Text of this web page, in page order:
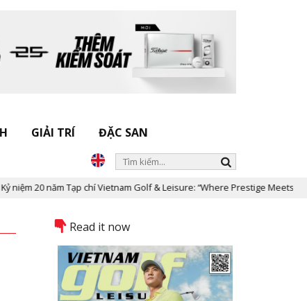
GIẢI TRÍ ĐẶC SAN
Tạp chí Vietnam Golf & Leisure: “Where Prestige Meets Legacy”
Read it now